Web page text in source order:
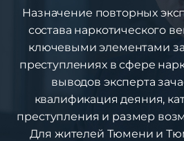
Назначение повторных
состава наркотического
ключевыми элементами
преступлениях в сфере
выводов эксперта
квалификация деяния,
преступления и размер
Для жителей Тюмени и